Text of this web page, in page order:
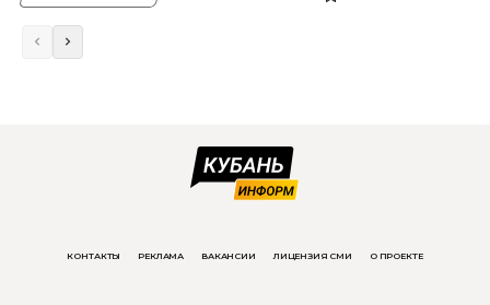
КОНТАКТЫ РЕКЛАМА ВАКАНСИИ ЛИЦЕНЗИЯ СМИ О ПРОЕКТЕ